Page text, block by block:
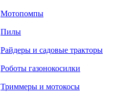
Мотопомпы
Пилы
Райдеры и садовые тракторы
Роботы газонокосилки
Триммеры и мотокосы